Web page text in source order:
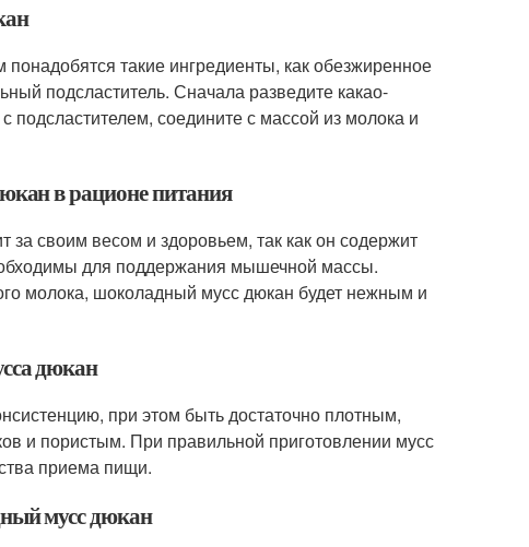
такие ингредиенты, как обезжиренное
подсластитель. Сначала разведите какао-
подсластителем, соедините с массой из молока и
в рационе питания
своим весом и здоровьем, так как он содержит
для поддержания мышечной массы.
молока, шоколадный мусс дюкан будет нежным и
дюкан
при этом быть достаточно плотным,
и пористым. При правильной приготовлении мусс
приема пищи.
мусс дюкан